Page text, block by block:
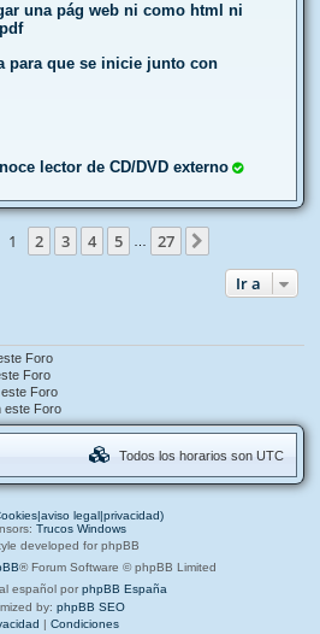
una pág web ni como html ni
para que se inicie junto con
lector de CD/DVD externo
Página de 27
1 2 3 4 5 27
Ir a
Foro
Foro
Foro
este Foro
Todos los horarios son UTC
legal|privacidad)
Trucos Windows
developed for phpBB
® Forum Software © phpBB Limited
español por phpBB España
by: phpBB SEO
| Condiciones